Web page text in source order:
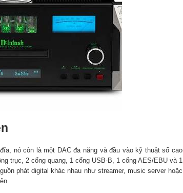
nó còn là một DAC đa năng và đầu vào kỹ thuật số cao
trục, 2 cổng quang, 1 cổng USB-B, 1 cổng AES/EBU và 1
phát digital khác nhau như streamer, music server hoặc